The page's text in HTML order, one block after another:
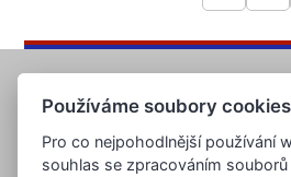
Používáme soubory cookies
Pro co nejpohodlnější používání
souhlas se zpracováním